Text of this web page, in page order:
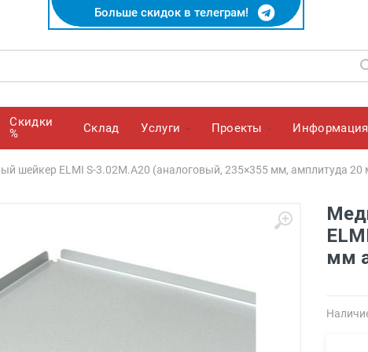
Больше скидок в телеграм!
Скидки
%
Cклад Услуги Проекты Информация
шейкер ELMI S-3.02M.A20 (аналоговый, 235×355 мм, амплитуда
мм